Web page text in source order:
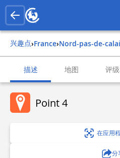
兴趣点› france› nord-pas-de-
描述 地图 评
Point 4
在应用
分